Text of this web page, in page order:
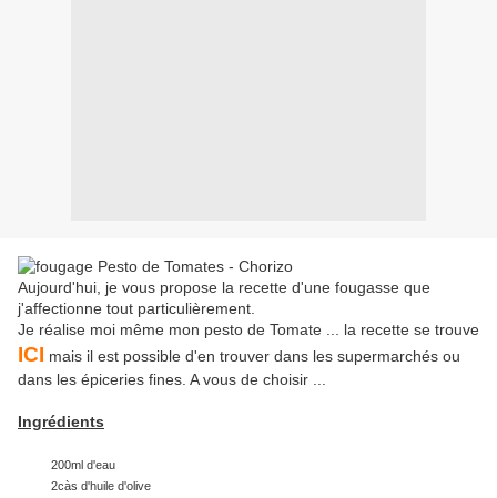
Aujourd'hui, je vous propose la recette d'une fougasse que
j'affectionne tout particulièrement.
Je réalise moi même mon pesto de Tomate ... la recette se trouve
ICI mais il est possible d'en trouver dans les supermarchés ou
dans les épiceries fines. A vous de choisir ...
Ingrédients
200ml d'eau
2càs d'huile d'olive